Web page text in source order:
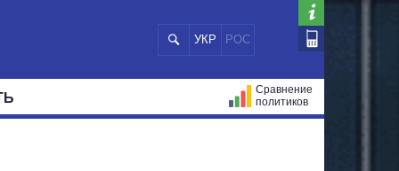
УКР РОС
Сравнение
политиков